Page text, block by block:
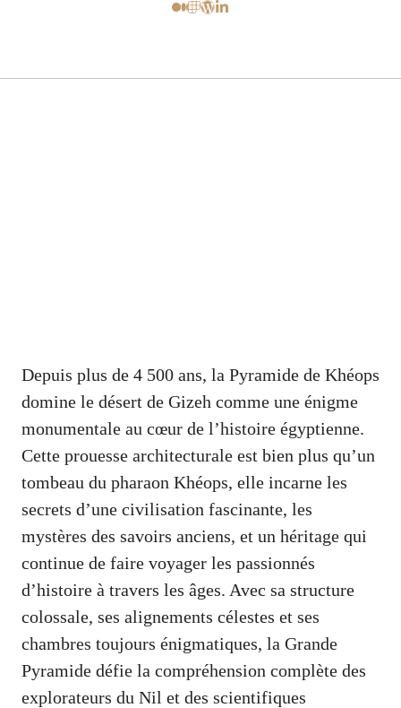
Depuis plus de 4 500 ans, la Pyramide de Khéops
domine le désert de Gizeh comme une énigme
monumentale au cœur de l’histoire égyptienne.
Cette prouesse architecturale est bien plus qu’un
tombeau du pharaon Khéops, elle incarne les
secrets d’une civilisation fascinante, les
mystères des savoirs anciens, et un héritage qui
continue de faire voyager les passionnés
d’histoire à travers les âges. Avec sa structure
colossale, ses alignements célestes et ses
chambres toujours énigmatiques, la Grande
Pyramide défie la compréhension complète des
explorateurs du Nil et des scientifiques